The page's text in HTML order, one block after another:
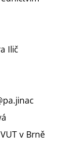
Ilič
v Brně